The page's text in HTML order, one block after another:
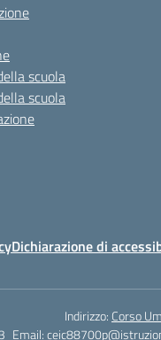
scuola
scuola
Dichiarazione di
Indirizzo: Corso
Email: